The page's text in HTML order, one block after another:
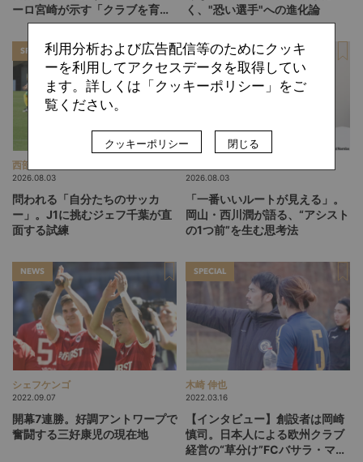
ーロ宮崎が示す「クラブを育て
る」という価値観
く、"恐い選手"への進化論
SPECIAL
西部 謙司
2026.08.03
問われる「自分たちのサッカ
ー」。J1に挑むジェフ千葉が直
面する試練
SPECIAL
2026.08.03
「一番いいルートが見える」。
岡山・西川潤が語る、“アシスト
の1つ前”を生む思考法
NEWS
シェフケンゴ
2022.09.07
開幕7連勝。好調アントワープで
奮闘する三好康児の現在地
SPECIAL
木崎 伸也
2022.03.16
【インタビュー】創設者は岡崎
慎司。日本人による欧州クラブ
経営の“草分け”FCバサラ・マイ
利用分析および広告配信等のためにクッキ
ーを利用してアクセスデータを取得してい
ます。詳しくは「クッキーポリシー」をご
覧ください。
クッキーポリシー 閉じる